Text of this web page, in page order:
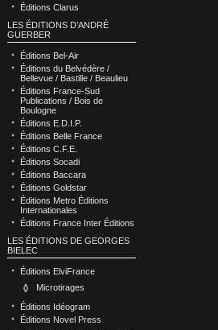
Éditions Clarus
LES ÉDITIONS D’ANDRÉ
GUERBER
Éditions Bel-Air
Éditions du Belvédère /
Bellevue / Bastille / Beaulieu
Éditions France-Sud
Publications / Bois de
Boulogne
Éditions E.D.I.P.
Éditions Belle France
Éditions C.F.E.
Éditions Socadi
Éditions Baccara
Éditions Goldstar
Éditions Metro Éditions
Internationales
Éditions France Inter Éditions
LES ÉDITIONS DE GEORGES
BIELEC
Éditions ElviFrance
Microtirages
Éditions Idéogram
Éditions Novel Press